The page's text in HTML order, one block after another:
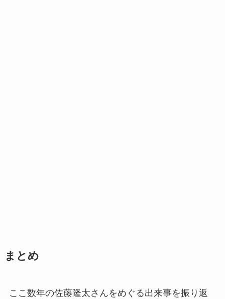
まとめ
ここ数年の佐藤隆太さんをめぐる出来事を振り返